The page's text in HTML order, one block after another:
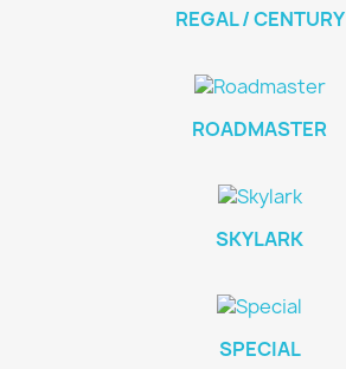
REGAL / CENTURY
ROADMASTER
SKYLARK
SPECIAL